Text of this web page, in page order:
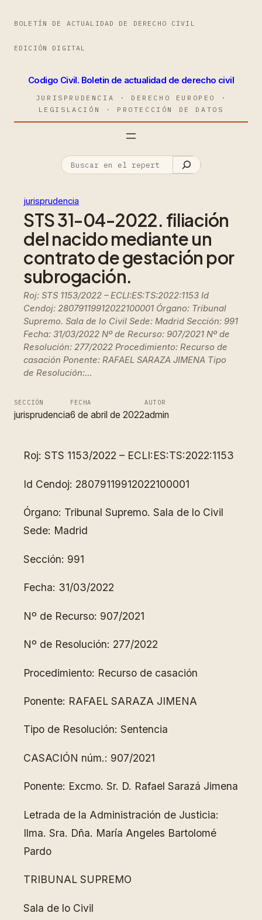
BOLETÍN DE ACTUALIDAD DE DERECHO CIVIL
EDICIÓN DIGITAL
Codigo Civil. Boletin de actualidad de derecho civil
JURISPRUDENCIA · DERECHO EUROPEO ·
LEGISLACIÓN · PROTECCIÓN DE DATOS
jurisprudencia
STS 31-04-2022. filiación
del nacido mediante un
contrato de gestación por
subrogación.
Roj: STS 1153/2022 – ECLI:ES:TS:2022:1153 Id
Cendoj: 28079119912022100001 Órgano: Tribunal
Supremo. Sala de lo Civil Sede: Madrid Sección: 991
Fecha: 31/03/2022 Nº de Recurso: 907/2021 Nº de
Resolución: 277/2022 Procedimiento: Recurso de
casación Ponente: RAFAEL SARAZA JIMENA Tipo
de Resolución:…
SECCIÓN
jurisprudencia
FECHA
6 de abril de 2022
AUTOR
admin
Roj: STS 1153/2022 – ECLI:ES:TS:2022:1153
Id Cendoj: 28079119912022100001
Órgano: Tribunal Supremo. Sala de lo Civil
Sede: Madrid
Sección: 991
Fecha: 31/03/2022
Nº de Recurso: 907/2021
Nº de Resolución: 277/2022
Procedimiento: Recurso de casación
Ponente: RAFAEL SARAZA JIMENA
Tipo de Resolución: Sentencia
CASACIÓN núm.: 907/2021
Ponente: Excmo. Sr. D. Rafael Sarazá Jimena
Letrada de la Administración de Justicia:
Ilma. Sra. Dña. María Angeles Bartolomé
Pardo
TRIBUNAL SUPREMO
Sala de lo Civil